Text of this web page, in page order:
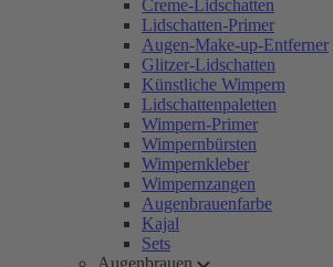
Creme-Lidschatten
Lidschatten-Primer
Augen-Make-up-Entferner
Glitzer-Lidschatten
Künstliche Wimpern
Lidschattenpaletten
Wimpern-Primer
Wimpernbürsten
Wimpernkleber
Wimpernzangen
Augenbrauenfarbe
Kajal
Sets
Augenbrauen